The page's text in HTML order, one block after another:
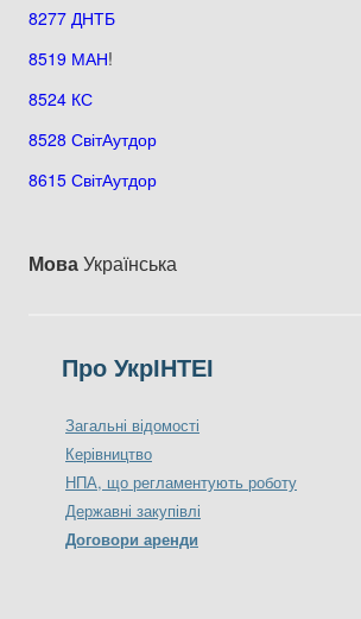
8277 ДНТБ
8519 МАН!
8524 КС
8528 СвітАутдор
8615 СвітАутдор
МоваУкраїнська
Про УкрІНТЕІ
Загальні відомості
Керівництво
НПА, що регламентують роботу
Державні закупівлі
Договори аренди